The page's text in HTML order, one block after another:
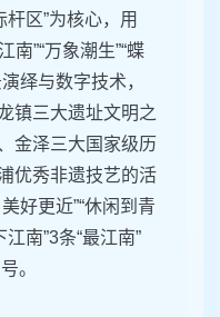
杆区”为核心，用
南”“万象潮生”“蝶
绎与数字技术，
镇三大遗址文明之
金泽三大国家级历
优秀非遗技艺的活
好更近”“休闲到青
南”3条“最江南”
。